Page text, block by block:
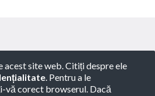
acest site web. Citiți despre ele
. Pentru a le
vă corect browserul. Dacă
GLOBART SRL -Termeni de
Confidențialitate -Consultanță
juridică